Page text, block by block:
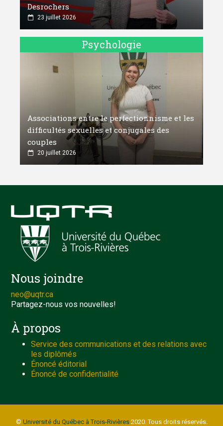
Desrochers
23 juillet 2026
Psychologie
Associations entre le perfectionnisme et les
difficultés sexuelles et conjugales des
couples
20 juillet 2026
Nous joindre
neo@uqtr.ca
Partagez-nous vos nouvelles!
À propos
Service des communications et des relations avec
les diplômés
Énoncé éditorial
Énoncé de confidentialité
© Université du Québec à Trois-Rivières2020. Tous droits réservés.